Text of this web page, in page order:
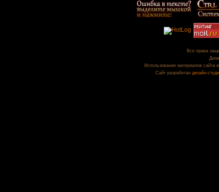
Все права
Использование материалов сайта
Сайт разработан дизайн-